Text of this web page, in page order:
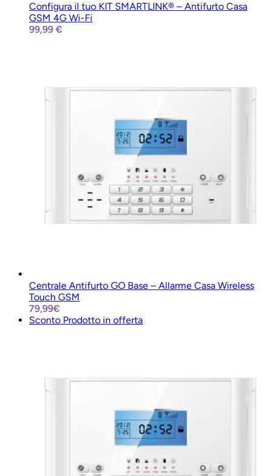
Configura il tuo KIT SMARTLINK® – Antifurto Casa
GSM 4G Wi-Fi
99,99 €
Centrale Antifurto GO Base – Allarme Casa Wireless
Touch GSM
79,99€
Sconto Prodotto in offerta